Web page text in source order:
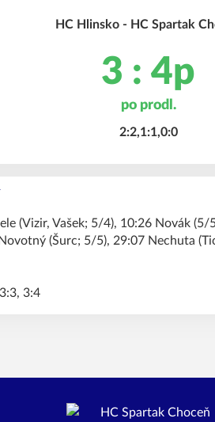
HC Hlinsko - HC Spartak
3 : 4p
po prodl.
2:2,1:1,0:0
(Vizir, Vašek; 5/4), 10:26 Novák
(Šurc; 5/5), 29:07 Nechuta
3:4